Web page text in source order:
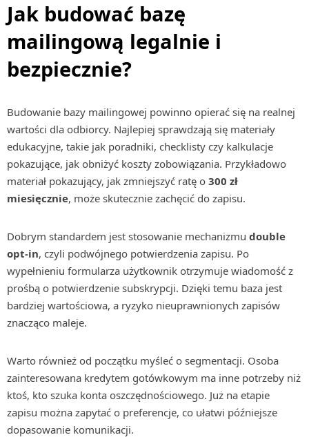
Jak budować bazę
mailingową legalnie i
bezpiecznie?
Budowanie bazy mailingowej powinno opierać się na realnej
wartości dla odbiorcy. Najlepiej sprawdzają się materiały
edukacyjne, takie jak poradniki, checklisty czy kalkulacje
pokazujące, jak obniżyć koszty zobowiązania. Przykładowo
materiał pokazujący, jak zmniejszyć ratę o 300 zł
miesięcznie, może skutecznie zachęcić do zapisu.
Dobrym standardem jest stosowanie mechanizmu double
opt-in, czyli podwójnego potwierdzenia zapisu. Po
wypełnieniu formularza użytkownik otrzymuje wiadomość z
prośbą o potwierdzenie subskrypcji. Dzięki temu baza jest
bardziej wartościowa, a ryzyko nieuprawnionych zapisów
znacząco maleje.
Warto również od początku myśleć o segmentacji. Osoba
zainteresowana kredytem gotówkowym ma inne potrzeby niż
ktoś, kto szuka konta oszczędnościowego. Już na etapie
zapisu można zapytać o preferencje, co ułatwi późniejsze
dopasowanie komunikacji.